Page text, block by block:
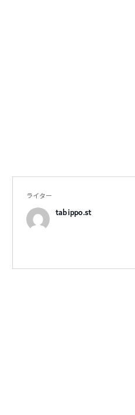
ライター
tabippo.st